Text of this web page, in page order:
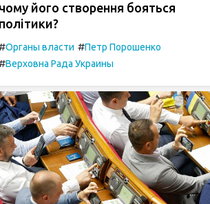
чому його створення бояться
політики?
Органы власти #Петр Порошенко
Верховна Рада Украины